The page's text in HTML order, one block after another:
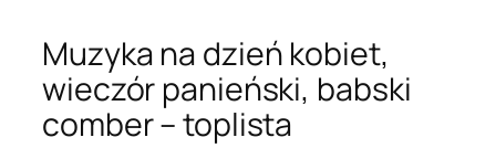
Muzyka na dzień kobiet,
wieczór panieński, babski
comber – toplista